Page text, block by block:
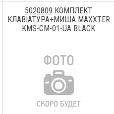
5020809 КОМПЛЕКТ
КЛАВІАТУРА+МИША MAXXTER
KMS-CM-01-UA BLACK